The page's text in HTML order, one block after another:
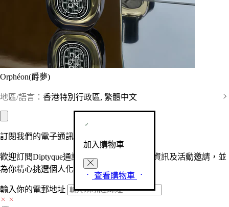
Orphéon(爵夢)
地區/語言： 香港特別行政區, 繁體中文
加入購物車
查看購物車
訂閱我們的電子通訊
歡迎訂閱Diptyque通訊，接收品牌最新產品資訊及活動邀請，並
為你精心挑選個人化的驚喜及禮物。
輸入你的電郵地址